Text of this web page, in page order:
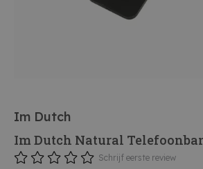
Im Dutch
Im Dutch Natural
Schrijf eerste review